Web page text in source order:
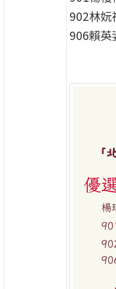
902林妧
906賴英